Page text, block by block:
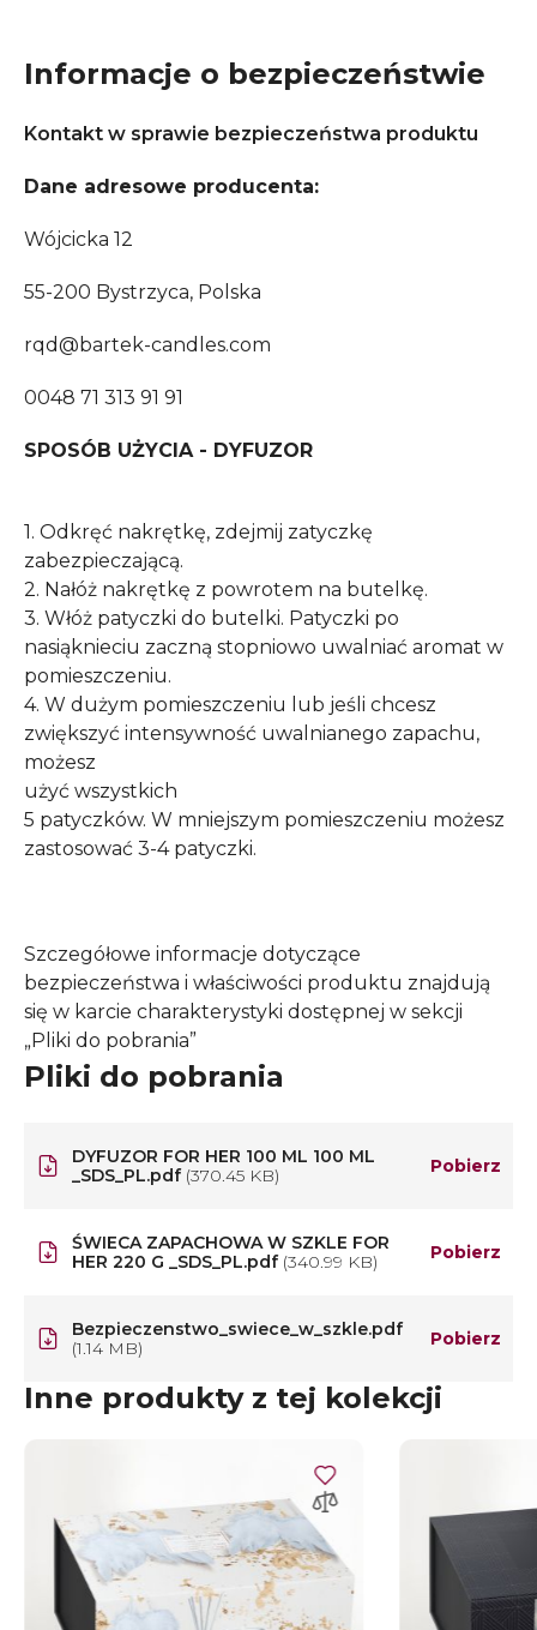
Informacje o bezpieczeństwie
Kontakt w sprawie bezpieczeństwa produktu
Dane adresowe producenta:
Wójcicka 12
55-200 Bystrzyca, Polska
rqd@bartek-candles.com
0048 71 313 91 91
SPOSÓB UŻYCIA - DYFUZOR
1. Odkręć nakrętkę, zdejmij zatyczkę
zabezpieczającą.
2. Nałóż nakrętkę z powrotem na butelkę.
3. Włóż patyczki do butelki. Patyczki po
nasiąknieciu zaczną stopniowo uwalniać aromat w
pomieszczeniu.
4. W dużym pomieszczeniu lub jeśli chcesz
zwiększyć intensywność uwalnianego zapachu,
możesz
użyć wszystkich
5 patyczków. W mniejszym pomieszczeniu możesz
zastosować 3-4 patyczki.
Szczegółowe informacje dotyczące
bezpieczeństwa i właściwości produktu znajdują
się w karcie charakterystyki dostępnej w sekcji
„Pliki do pobrania”
Pliki do pobrania
DYFUZOR FOR HER 100 ML 100 ML
_SDS_PL.pdf (370.45 KB) Pobierz
ŚWIECA ZAPACHOWA W SZKLE FOR
HER 220 G _SDS_PL.pdf (340.99 KB) Pobierz
Bezpieczenstwo_swiece_w_szkle.pdf
(1.14 MB)
Pobierz
Inne produkty z tej kolekcji